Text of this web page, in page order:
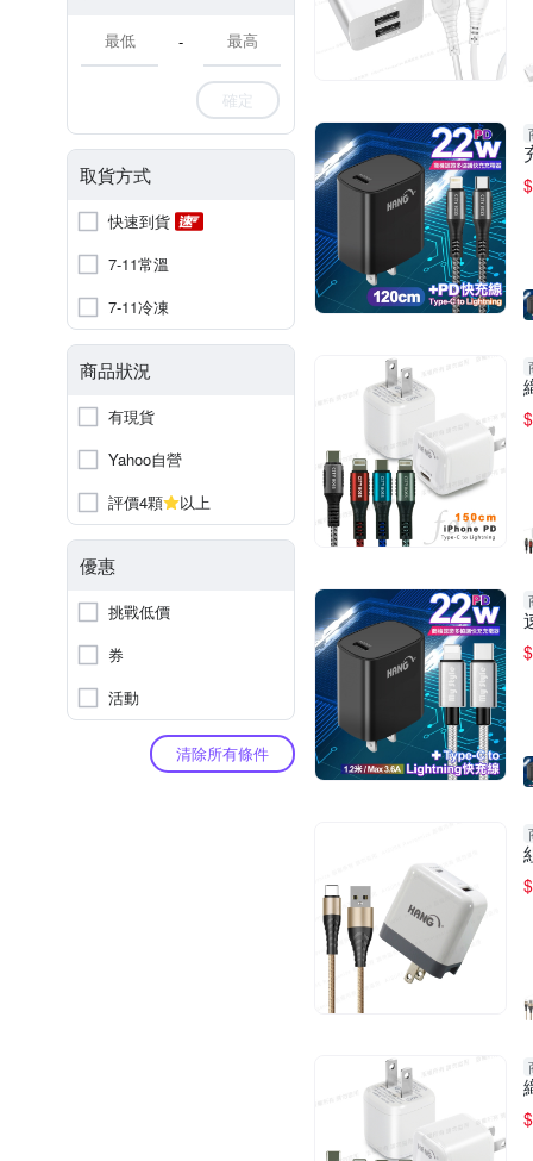
-
確定
取貨方式
快速到貨
7-11常溫
7-11冷凍
商品狀況
有現貨
Yahoo自營
評價4顆
以上
優惠
挑戰低價
券
活動
清除所有條件
$
$
$
$
$